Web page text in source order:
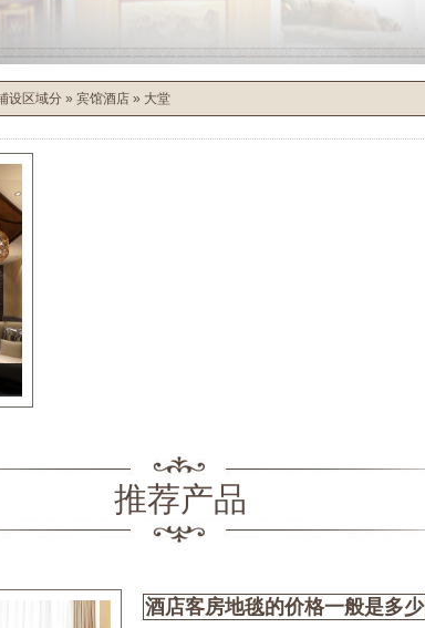
设区域分 » 宾馆酒店 » 大堂
推荐产品
酒店客房地毯的价格一般是多少